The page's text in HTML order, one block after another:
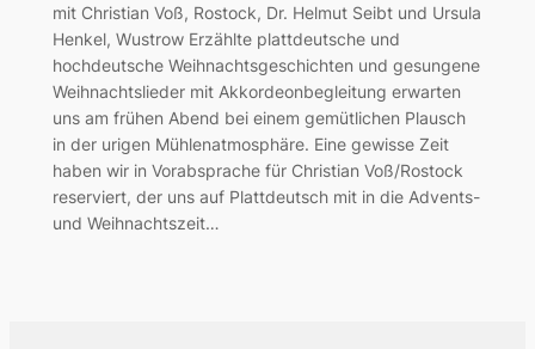
mit Christian Voß, Rostock, Dr. Helmut Seibt und Ursula
Henkel, Wustrow Erzählte plattdeutsche und
hochdeutsche Weihnachtsgeschichten und gesungene
Weihnachtslieder mit Akkordeonbegleitung erwarten
uns am frühen Abend bei einem gemütlichen Plausch
in der urigen Mühlenatmosphäre. Eine gewisse Zeit
haben wir in Vorabsprache für Christian Voß/Rostock
reserviert, der uns auf Plattdeutsch mit in die Advents-
und Weihnachtszeit…